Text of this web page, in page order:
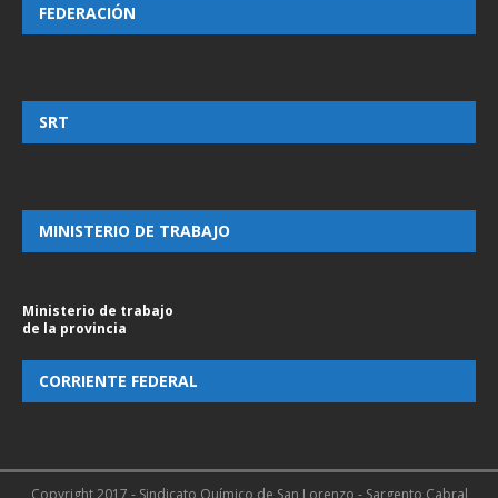
FEDERACIÓN
SRT
MINISTERIO DE TRABAJO
Ministerio de trabajo
de la provincia
CORRIENTE FEDERAL